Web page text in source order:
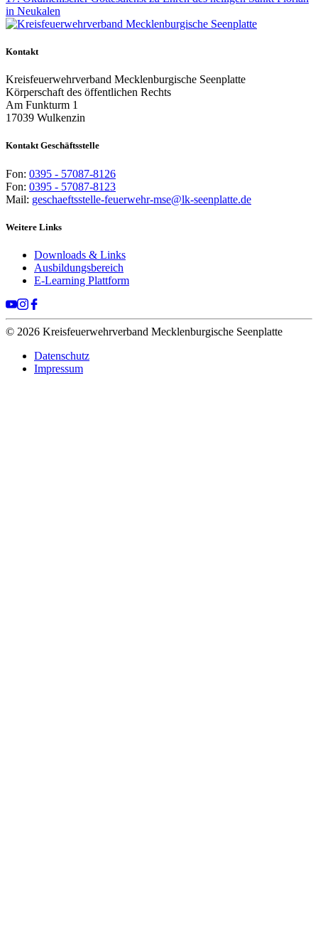
in Neukalen
Kontakt
Kreisfeuerwehrverband Mecklenburgische Seenplatte
Körperschaft des öffentlichen Rechts
Am Funkturm 1
17039 Wulkenzin
Kontakt Geschäftsstelle
Fon: 0395 - 57087-8126
Fon: 0395 - 57087-8123
Mail: geschaeftsstelle-feuerwehr-mse@lk-seenplatte.de
Weitere Links
Downloads & Links
Ausbildungsbereich
E-Learning Plattform
© 2026 Kreisfeuerwehrverband Mecklenburgische Seenplatte
Datenschutz
Impressum